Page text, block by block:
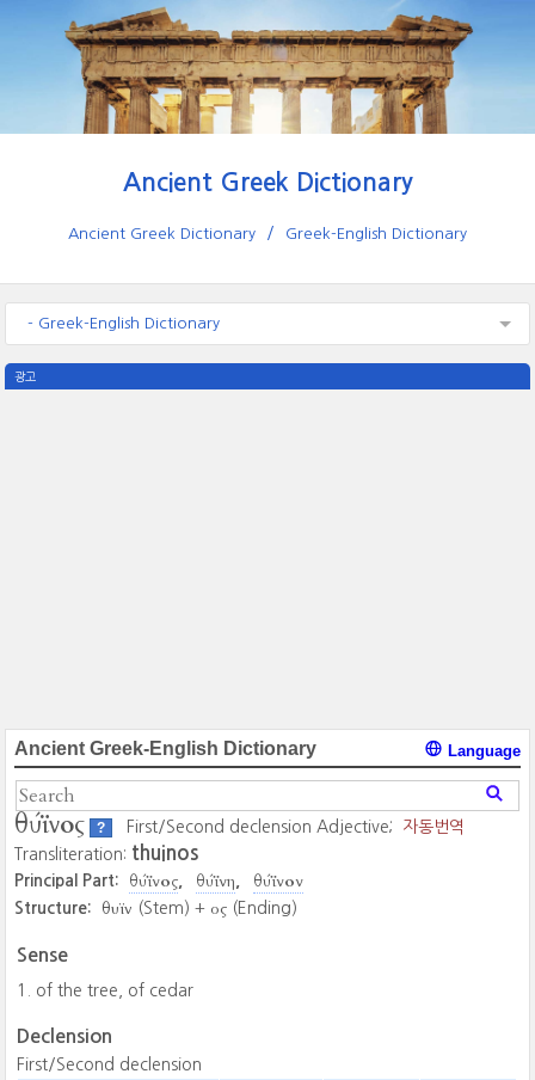
Ancient Greek Dictionary
Ancient Greek Dictionary Greek-English Dictionary
- Greek-English Dictionary
광고
Ancient Greek-English Dictionary Language
θύϊνος ? First/Second declension Adjective;
자동번역
Transliteration: thuinos
Principal Part: θύϊνος θύϊνη θύϊνον
Structure: θυϊν (Stem) + ος (Ending)
Sense
of the tree, of cedar
Declension
First/Second declension